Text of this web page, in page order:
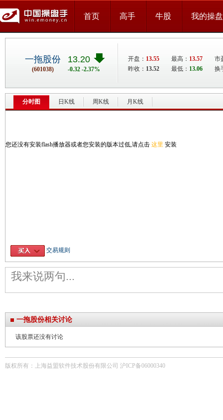
首页 高手 牛股 我的操
一拖股份
(601038)
13.20
-0.32 -2.37%
开盘： 13.55 最高： 13.57
市
昨收： 13.52 最低： 13.06 换
分时图 日K线 周K线 月K线
您还没有安装flash播放器或者您安装的版本过低,请点击 这里 安装
交易规则
一拖股份相关讨论
该股票还没有讨论
版权所有：上海益盟软件技术股份有限公司 沪ICP备06000340